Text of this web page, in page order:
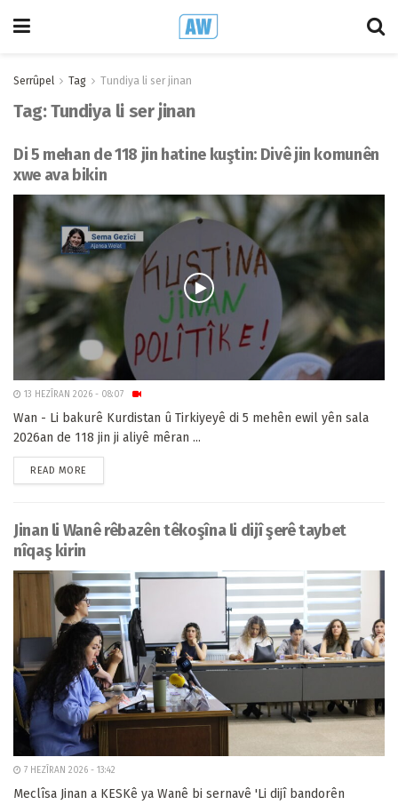
Serrûpel Tag Tundiya li ser jinan
Tag:Tundiya li ser jinan
Di 5 mehan de 118 jin hatine kuştin: Divê jin komunên
xwe ava bikin
13 HEZÎRAN 2026 - 08:07
Wan - Li bakurê Kurdistan û Tirkiyeyê di 5 mehên ewil yên sala
2026an de 118 jin ji aliyê mêran ...
READ MORE
Jinan li Wanê rêbazên têkoşîna li dijî şerê taybet
nîqaş kirin
7 HEZÎRAN 2026 - 13:42
Meclîsa Jinan a KESKê ya Wanê bi sernavê 'Li dijî bandorên